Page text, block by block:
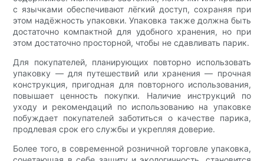
с язычками обеспечивают лёгкий доступ, сохраняя при
этом надёжность упаковки. Упаковка также должна быть
достаточно компактной для удобного хранения, но при
этом достаточно просторной, чтобы не сдавливать парик.
Для покупателей, планирующих повторно использовать
упаковку — для путешествий или хранения — прочная
конструкция, пригодная для повторного использования,
повышает ценность покупки. Наличие инструкций по
уходу и рекомендаций по использованию на упаковке
побуждает покупателей заботиться о качестве парика,
продлевая срок его службы и укрепляя доверие.
Более того, в современной розничной торговле упаковка,